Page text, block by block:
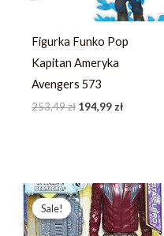
Figurka Funko Pop
Kapitan Ameryka
Avengers 573
253,49zł 194,99zł
Sale!
Sale!
Pierwotna
cena
wynosiła:
221,19 zł.
Aktualna
cena
wynosi:
157,99 zł.